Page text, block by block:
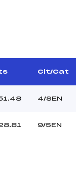
Clt/Cat
4/SEN
9/SEN